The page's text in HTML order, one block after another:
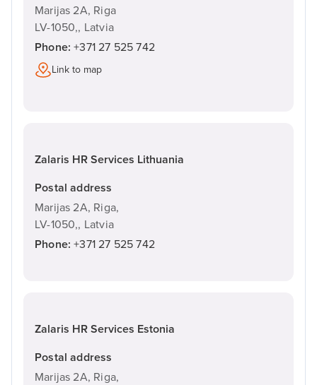
Marijas 2A, Riga
LV-1050,, Latvia
Phone: +371 27 525 742
Link to map
Zalaris HR Services Lithuania
Postal address
Marijas 2A, Riga,
LV-1050,, Latvia
Phone: +371 27 525 742
Zalaris HR Services Estonia
Postal address
Marijas 2A, Riga,